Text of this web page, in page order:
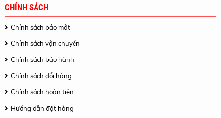
CHÍNH SÁCH
Chính sách bảo mật
Chính sách vận chuyển
Chính sách bảo hành
Chính sách đổi hàng
Chính sách hoàn tiền
Hướng dẫn đặt hàng